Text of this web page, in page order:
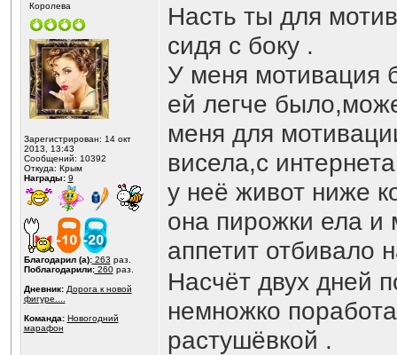
Королева
Зарегистрирован: 14 окт
2013, 13:43
Сообщений: 10392
Откуда: Крым
Награды: 9
Благодарил (а):263 раз.
Поблагодарили:260раз.
Дневник: Дорога к новой
фигуре....
Команда: Новогодний
марафон
Насть ты для
сидя с боку .
У меня мотивация
ей легче
меня для
висела,с
у неё живот ниже
она пирожки ела и
аппетит отбивало
Насчёт двух дней
немножко
растушёвкой .